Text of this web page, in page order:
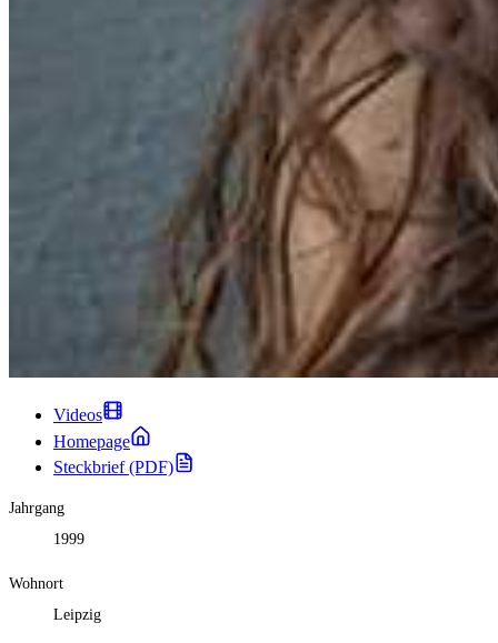
Videos
Homepage
Steckbrief (PDF)
Jahrgang
1999
Wohnort
Leipzig